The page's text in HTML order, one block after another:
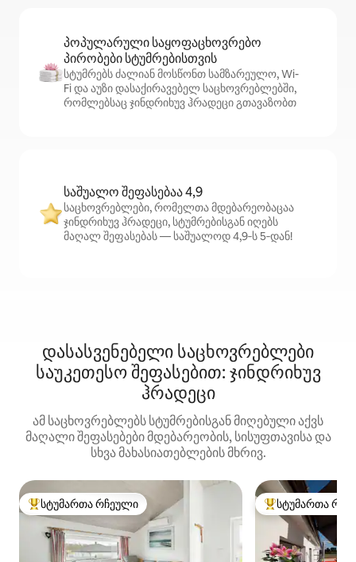
პოპულარული საყოფაცხოვრებო
პირობები სტუმრებისთვის
სტუმრებს ძალიან მოსწონთ სამზარეულო, Wi-
Fi და აუზი დასაქირავებელ საცხოვრებლებში,
რომლებსაც ჯინდრიხუვ ჰრადეცი გთავაზობთ
საშუალო შეფასებაა 4,9
საცხოვრებლები, რომელთა მდებარეობაცაა
ჯინდრიხუვ ჰრადეცი, სტუმრებისგან იღებს
მაღალ შეფასებას — საშუალოდ 4,9‑ს 5‑დან!
დასასვენებელი საცხოვრებლები
საუკეთესო შეფასებით: ჯინდრიხუვ
ჰრადეცი
ამ საცხოვრებლებს სტუმრებისგან მიღებული აქვს
მაღალი შეფასებები მდებარეობის, სისუფთავისა და
სხვა მახასიათებლების მხრივ.
სტუმართა რჩეული მოწინავე ვარიანტი
სტუმართა რჩეული სტუმართა
სტუმართა